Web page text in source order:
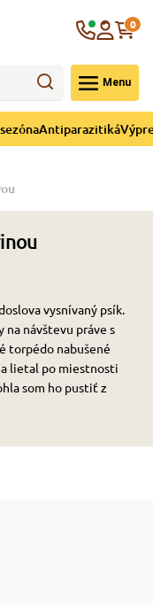
Menu
0
Antiparazitiká
vysnívaný psík.
na návštevu práve s
torpédo nabušené
a lietal po miestnosti
som ho pustiť z